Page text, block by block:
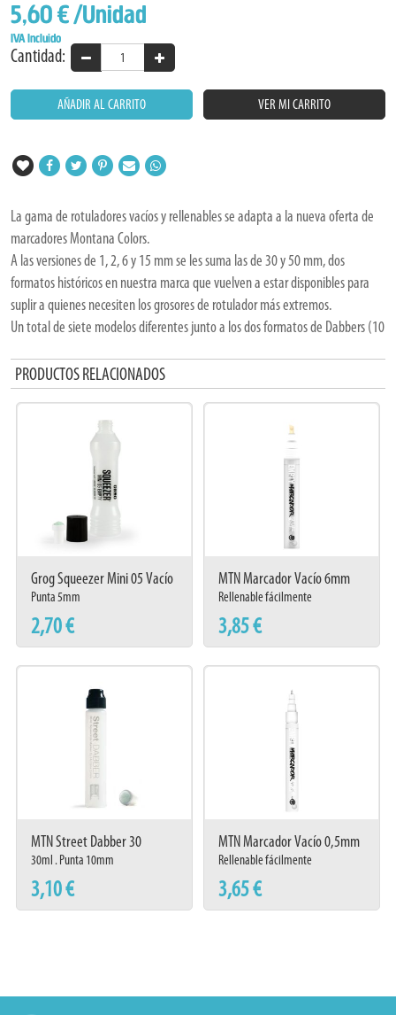
5,60 €/Unidad
IVA Incluido
Cantidad:
AÑADIR AL CARRITO VER MI CARRITO
La gama de rotuladores vacíos y rellenables se adapta a la nueva oferta de
marcadores Montana Colors.
A las versiones de 1, 2, 6 y 15 mm se les suma las de 30 y 50 mm, dos
formatos históricos en nuestra marca que vuelven a estar disponibles para
suplir a quienes necesiten los grosores de rotulador más extremos.
Un total de siete modelos diferentes junto a los dos formatos de Dabbers (10
Street Paint y Street Ink.
Podrás rellenar tus rotuladores y dabbers con la mezcla de pinturas que
quieras, abriendo así un abanico infinito de posibilidades.
PRODUCTOS RELACIONADOS
Grog Squeezer Mini 05 Vacío
Punta 5mm
2,70 €
MTN Marcador Vacío 6mm
Rellenable fácilmente
3,85 €
MTN Street Dabber 30
30ml . Punta 10mm
3,10 €
MTN Marcador Vacío 0,5mm
Rellenable fácilmente
3,65 €